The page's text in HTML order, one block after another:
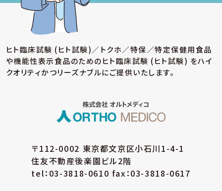
ヒト臨床試験 (ヒト試験)／トクホ／特保／特定保健用食品
や機能性表示食品のためのヒト臨床試験 (ヒト試験) をハイ
クオリティかつリーズナブルにご提供いたします。
〒112-0002 東京都文京区小石川1-4-1
住友不動産後楽園ビル2階
tel：03-3818-0610 fax：03-3818-0617